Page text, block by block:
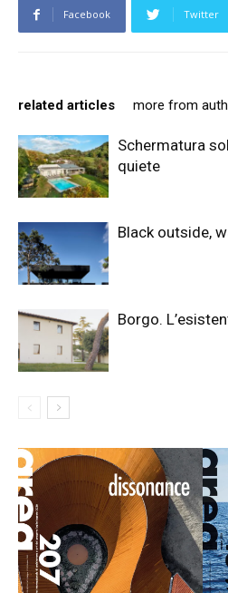
Facebook Twitter
related articles more from
Schermatura
quiete
Black outside,
Borgo.